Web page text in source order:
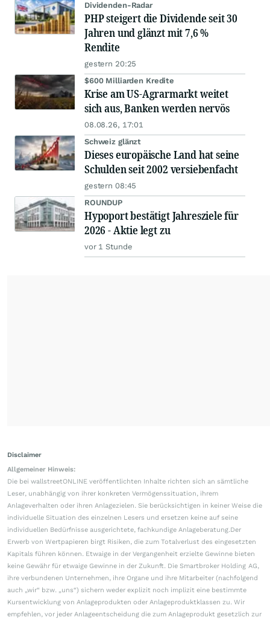
Dividenden-Radar
PHP steigert die Dividende seit 30
Jahren und glänzt mit 7,6 %
Rendite
gestern 20:25
$600 Milliarden Kredite
Krise am US-Agrarmarkt weitet
sich aus, Banken werden nervös
08.08.26, 17:01
Schweiz glänzt
Dieses europäische Land hat seine
Schulden seit 2002 versiebenfacht
gestern 08:45
ROUNDUP
Hypoport bestätigt Jahresziele für
2026 - Aktie legt zu
vor 1 Stunde
Disclaimer
Allgemeiner Hinweis:
Die bei wallstreetONLINE veröffentlichten Inhalte richten sich an sämtliche
Leser, unabhängig von ihrer konkreten Vermögenssituation, ihrem
Anlageverhalten oder ihren Anlagezielen. Sie berücksichtigen in keiner Weise die
individuelle Situation des einzelnen Lesers und ersetzen keine auf seine
individuellen Bedürfnisse ausgerichtete, fachkundige Anlageberatung.Der
Erwerb von Wertpapieren birgt Risiken, die zum Totalverlust des eingesetzten
Kapitals führen können. Etwaige in der Vergangenheit erzielte Gewinne bieten
keine Gewähr für etwaige Gewinne in der Zukunft. Die Smartbroker Holding AG,
ihre verbundenen Unternehmen, ihre Organe und ihre Mitarbeiter (nachfolgend
auch „wir“ bzw. „uns“) sichern weder explizit noch implizit eine bestimmte
Kursentwicklung von Anlageprodukten oder Anlageproduktklassen zu. Wir
empfehlen, vor jeder Anlageentscheidung die zum Anlageprodukt gesetzlich zur